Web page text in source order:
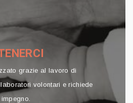
grazie al lavoro di
volontari e richiede